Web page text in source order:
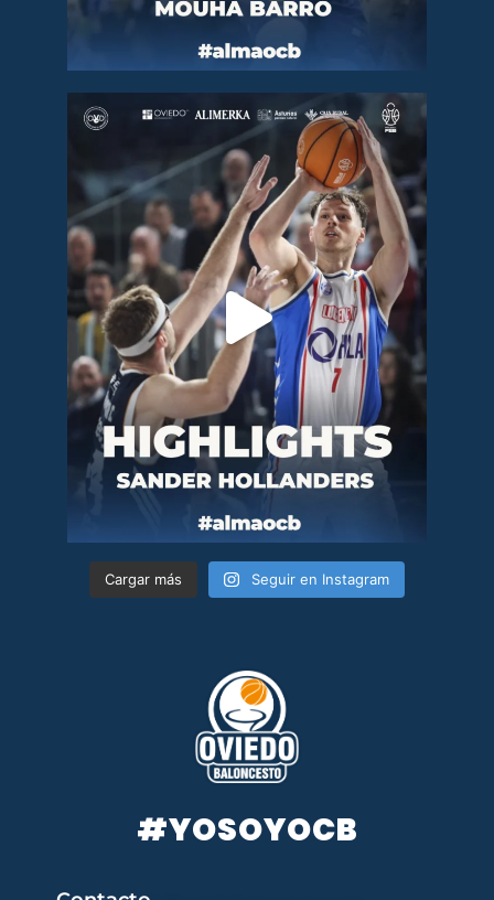
Cargar más Seguir en Instagram
#YOSOYOCB